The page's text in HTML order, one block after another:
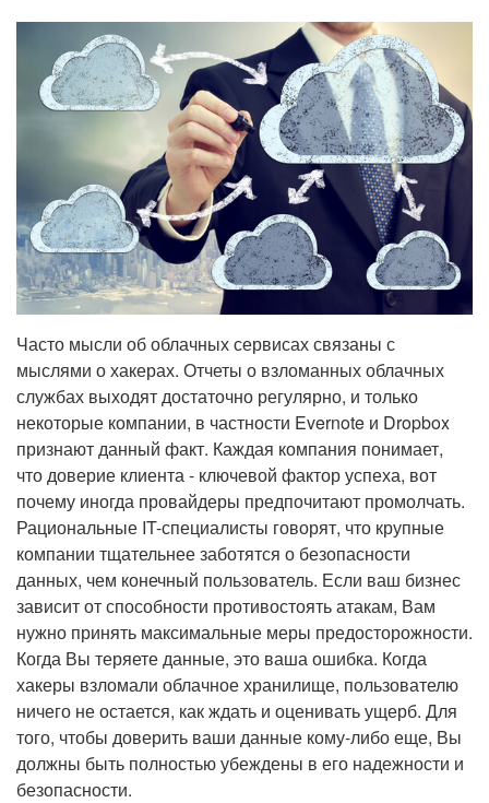
Часто мысли об облачных сервисах связаны с
мыслями о хакерах. Отчеты о взломанных облачных
службах выходят достаточно регулярно, и только
некоторые компании, в частности Evernote и Dropbox
признают данный факт. Каждая компания понимает,
что доверие клиента - ключевой фактор успеха, вот
почему иногда провайдеры предпочитают промолчать.
Рациональные IT-специалисты говорят, что крупные
компании тщательнее заботятся о безопасности
данных, чем конечный пользователь. Если ваш бизнес
зависит от способности противостоять атакам, Вам
нужно принять максимальные меры предосторожности.
Когда Вы теряете данные, это ваша ошибка. Когда
хакеры взломали облачное хранилище, пользователю
ничего не остается, как ждать и оценивать ущерб. Для
того, чтобы доверить ваши данные кому-либо еще, Вы
должны быть полностью убеждены в его надежности и
безопасности.